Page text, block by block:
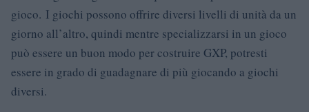
gioco. I giochi possono offrire diversi livelli di unità da un
giorno all’altro, quindi mentre specializzarsi in un gioco
può essere un buon modo per costruire GXP, potresti
essere in grado di guadagnare di più giocando a giochi
diversi.